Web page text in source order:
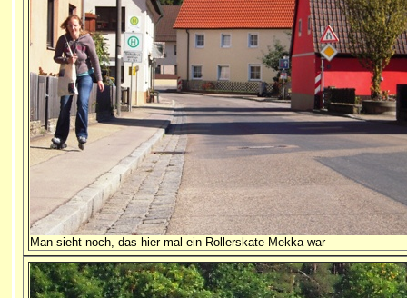
Man sieht noch, das hier mal ein Rollerskate-Mekka war